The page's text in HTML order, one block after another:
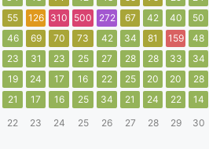
55 126 310 500 272 67 42 40
50
46 69 70 73 42 34 81 159 48
23 31 23 25 27 28 28 33
34
19 24 17 16 22 25 20 20 28
21 17 16 25 34 21 24 22 14
22 23 24 25 26 27 28 29 30